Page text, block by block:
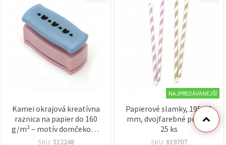
Kamei okrajová kreatívna
raznica na papier do 160
g/m² – motív domčekov a
srdiečok
SKU: 512248
NAJPREDÁVANEJŠÍ
Papierové slamky, 195 x 6
mm, dvojfarebné prúžky,
25 ks
SKU: 819707